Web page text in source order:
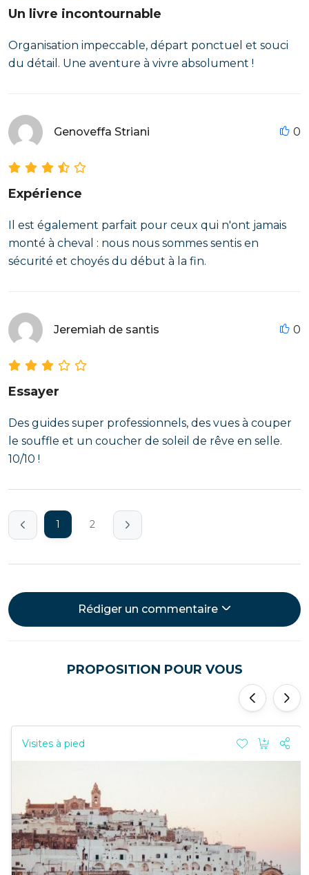
Un livre incontournable
Organisation impeccable, départ ponctuel et souci
du détail. Une aventure à vivre absolument !
Genoveffa Striani 0
Expérience
Il est également parfait pour ceux qui n'ont jamais
monté à cheval : nous nous sommes sentis en
sécurité et choyés du début à la fin.
Jeremiah de santis 0
Essayer
Des guides super professionnels, des vues à couper
le souffle et un coucher de soleil de rêve en selle.
10/10 !
1 2
Rédiger un commentaire
PROPOSITION POUR VOUS
Visites à pied
'